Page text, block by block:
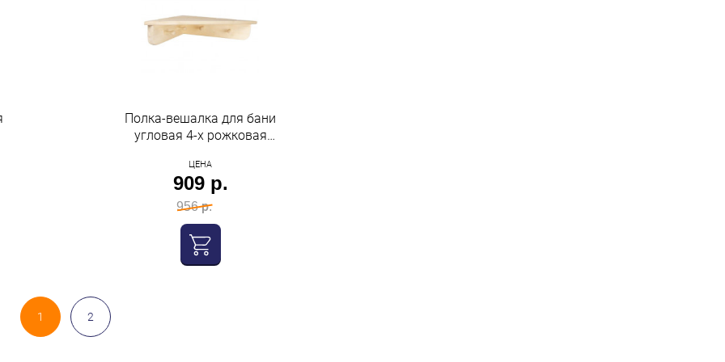
Полка-вешалка для бани
угловая 4-х рожковая
БАНЯ"
ЦЕНА
909 р.
956 р.
1 2